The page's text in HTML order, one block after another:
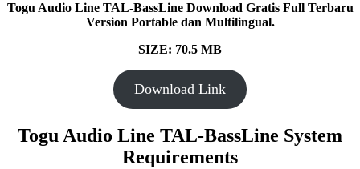
Togu Audio Line TAL-BassLine Download Gratis Full Terbaru
Version Portable dan Multilingual.
SIZE: 70.5 MB
Download Link
Togu Audio Line TAL-BassLine System
Requirements